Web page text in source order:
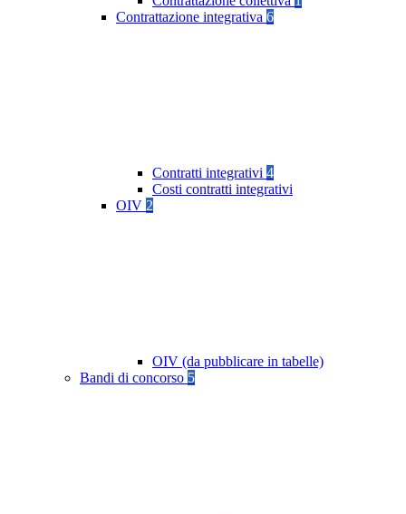
Contrattazione integrativa 6
Contratti integrativi 4
Costi contratti integrativi
OIV 2
OIV (da pubblicare in tabelle)
Bandi di concorso 5